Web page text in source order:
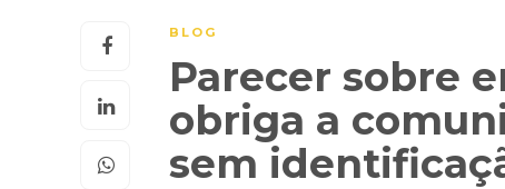
BLOG
Parecer sobre
obriga a
sem